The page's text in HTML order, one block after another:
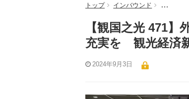
トップ インバウンド 【観国
【観国之光 471
充実を 観光経済
2024年9月3日